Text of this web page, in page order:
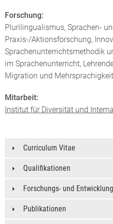
Forschung:
Plurilingualismus, Sprachen-
Praxis-/Aktionsforschung,
Sprachenunterrichtsmethodik
im Sprachenunterricht,
Migration und Mehrsprachigkeit
Mitarbeit:
Institut für Diversität und
Curriculum Vitae
Qualifikationen
Forschungs- und
Publikationen